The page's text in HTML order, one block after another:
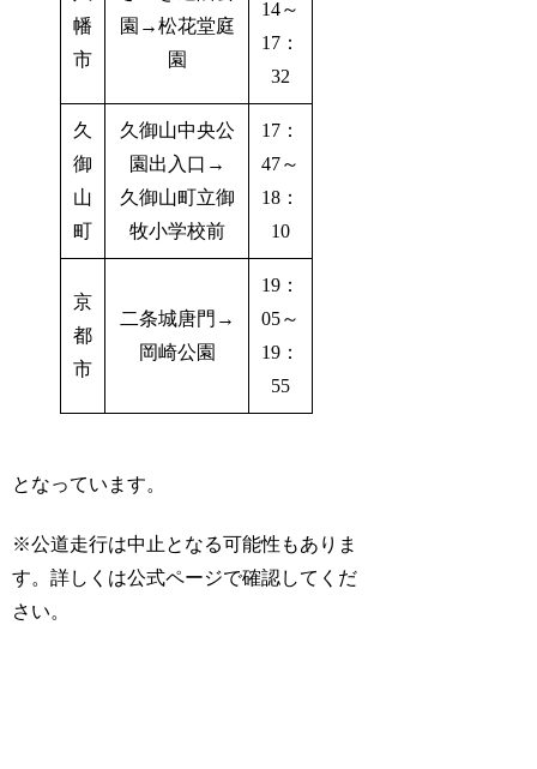
幡
市
園→松花堂庭
園
14～
17：
32
久
御
山
町
久御山中央公
園出入口→
久御山町立御
牧小学校前
17：
47～
18：
10
京
都
市
二条城唐門→
岡崎公園
19：
05～
19：
55
となっています。
※公道走行は中止となる可能性もありま
す。詳しくは公式ページで確認してくだ
さい。